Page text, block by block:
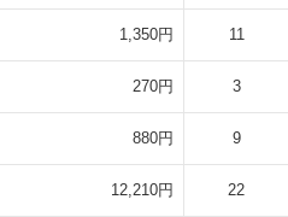
1,350円 11
270円 3
880円 9
12,210円 22